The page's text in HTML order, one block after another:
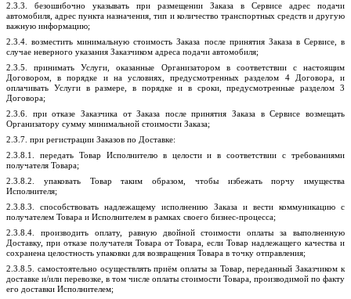
2.3. 3 . безошибочно указывать при размещении Заказа в Сервисе адрес подачи
автомобиля, адрес пункта назначения, тип и количество транспортных средств и другую
важную информацию;
2.3 .4 . возместить минимальную стоимость Заказа после принятия Заказа в Сервисе, в
случае неверного указания Заказчиком адреса подачи автомобиля;
2.3.5 . принимать Услуги, оказанные Организатором в соответствии с настоящим
Договором, в порядке и на условиях, предусмотренных разделом 4 Договора, и
оплачивать Услуги в размере, в порядке и в сроки, предусмотренные разделом 3
Договора;
2.3.6 . при отказе Заказчика от Заказа после принятия Заказа в Сервисе возмещать
Организатору сумму минимальной стоимости Заказа;
2 .3.7 . при регистрации Заказов по Доставке:
2.3. 8 .1. передать Товар Исполнителю в целости и в соответствии с требованиями
получателя Товара;
2.3.8 .2. упаковать Товар таким образом, чтобы избежать порчу имущества
Исполнителя;
2.3. 8 .3. способствовать надлежащему исполнению Заказа и вести коммуникацию с
получателем Товара и Исполнителем в рамках своего бизнес-процесса;
2.3. 8 .4. производить оплату, равную двойной стоимости оплаты за выполненную
Доставку, при отказе получателя Товара от Товара, если Товар надлежащего качества и
сохранена целостность упаковки для возвращения Товара в точку отправления;
2.3.8 .5. самостоятельно осуществлять приём оплаты за Товар, переданный Заказчиком к
доставке и/или перевозке, в том числе оплаты стоимости Товара, производимой по факту
его доставки Исполнителем;